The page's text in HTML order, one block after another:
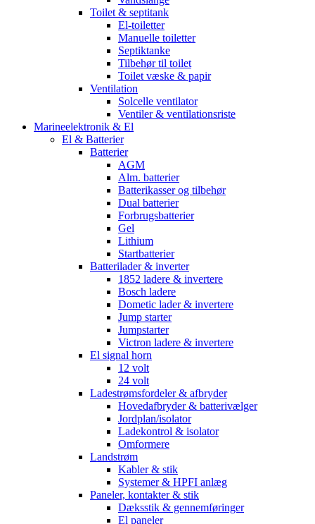
Toilet & septitank
El-toiletter
Manuelle toiletter
Septiktanke
Tilbehør til toilet
Toilet væske & papir
Ventilation
Solcelle ventilator
Ventiler & ventilationsriste
Marineelektronik & El
El & Batterier
Batterier
AGM
Alm. batterier
Batterikasser og tilbehør
Dual batterier
Forbrugsbatterier
Gel
Lithium
Startbatterier
Batterilader & inverter
1852 ladere & invertere
Bosch ladere
Dometic lader & invertere
Jump starter
Jumpstarter
Victron ladere & invertere
El signal horn
12 volt
24 volt
Ladestrømsfordeler & afbryder
Hovedafbryder & batterivælger
Jordplan/isolator
Ladekontrol & isolator
Omformere
Landstrøm
Kabler & stik
Systemer & HPFI anlæg
Paneler, kontakter & stik
Dæksstik & gennemføringer
El paneler